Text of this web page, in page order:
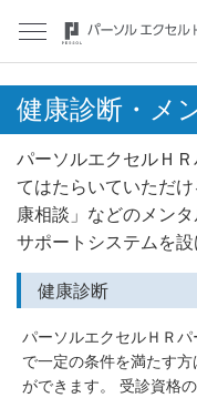
健康診断・メ
パーソルエクセルＨ
てはたらいていただ
康相談」などのメン
サポートシステムを設
健康診断
パーソルエクセルＨＲ
で一定の条件を満たす
ができます。 受診資格